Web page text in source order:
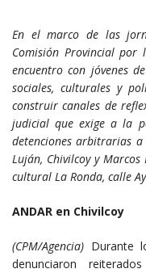
En el marco de las
Comisión Provincial por
encuentro con jóvenes
sociales, culturales y
construir canales de
judicial que exige a la
detenciones arbitrarias
Luján, Chivilcoy y
cultural La Ronda, calle
ANDAR en Chivilcoy
(CPM/Agencia) Durante
denunciaron